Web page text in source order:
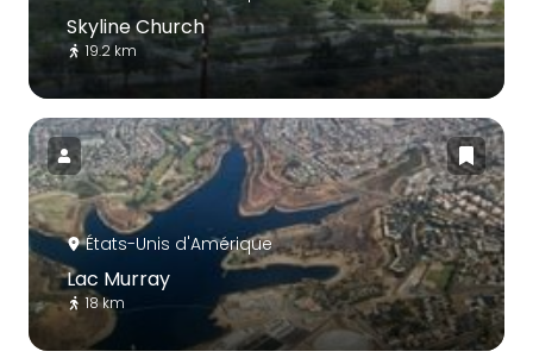
Skyline Church
19.2 km
États-Unis d'Amérique
Lac Murray
18 km